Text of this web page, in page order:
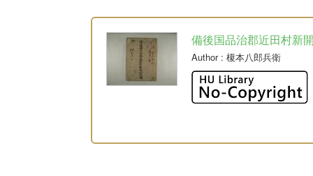
備後国品治郡近田村新
Author: 榎本八郎兵衛